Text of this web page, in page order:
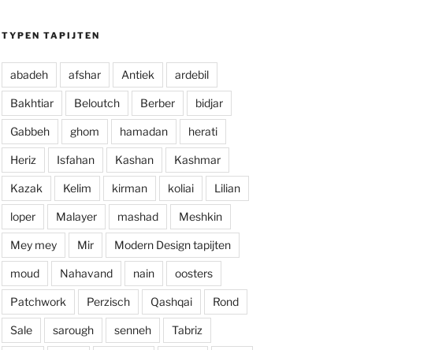
TYPEN TAPIJTEN
abadeh afshar Antiek ardebil
Bakhtiar Beloutch Berber bidjar
Gabbeh ghom hamadan herati
Heriz Isfahan Kashan Kashmar
Kazak Kelim kirman koliai Lilian
loper Malayer mashad Meshkin
Mey mey Mir Modern Design tapijten
moud Nahavand nain oosters
Patchwork Perzisch Qashqai Rond
Sale sarough senneh Tabriz